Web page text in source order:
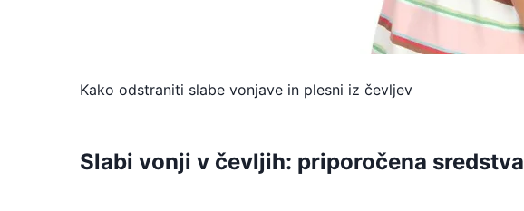
Kako odstraniti slabe vonjave in plesni iz čevljev
Slabi vonji v čevljih: priporočena sredstva